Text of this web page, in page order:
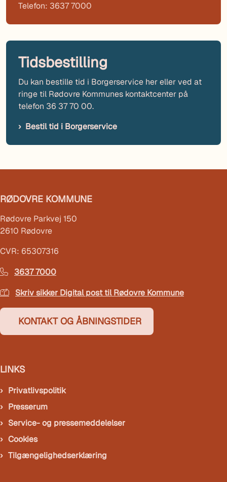
Telefon: 3637 7000
Tidsbestilling
Du kan bestille tid i Borgerservice her eller ved at
ringe til Rødovre Kommunes kontaktcenter på
telefon 36 37 70 00.
Bestil tid i Borgerservice
RØDOVRE KOMMUNE
Rødovre Parkvej 150
2610 Rødovre
CVR: 65307316
3637 7000
Skriv sikker Digital post til Rødovre Kommune
KONTAKT OG ÅBNINGSTIDER
LINKS
Privatlivspolitik
Presserum
Service- og pressemeddelelser
Cookies
Tilgængelighedserklæring